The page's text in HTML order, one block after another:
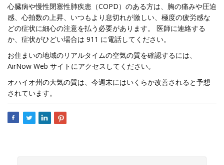
心臓病や慢性閉塞性肺疾患（COPD）のある方は、胸の痛みや圧迫
感、心拍数の上昇、いつもより息切れが激しい、極度の疲労感な
どの症状に細心の注意を払う必要があります。 医師に連絡する
か、症状がひどい場合は 911 に電話してください。
お住まいの地域のリアルタイムの空気の質を確認するには、
AirNow Web サイトにアクセスしてください。
オハイオ州の大気の質は、今週末にはいくらか改善されると予想
されています。